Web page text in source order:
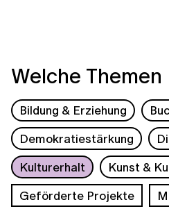
Welche
Bildung & Erziehung
Demokratiestärkung
Kulturerhalt
Kunst &
Geförderte Projekte